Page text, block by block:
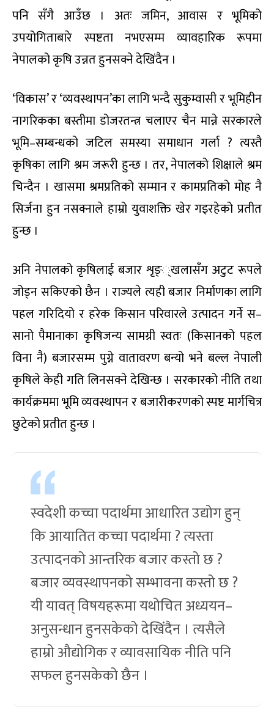
पनि सँगै आउँछ । अतः जमिन, आवास र भूमिको
उपयोगिताबारे स्पष्टता नभएसम्म व्यावहारिक रूपमा
नेपालको कृषि उन्नत हुनसक्ने देखिंदैन ।
‘विकास’ र ‘व्यवस्थापन’का लागि भन्दै सुकुम्वासी र भूमिहीन
नागरिकका बस्तीमा डोजरतन्त्र चलाएर चैन मान्ने सरकारले
भूमि–सम्बन्धको जटिल समस्या समाधान गर्ला ? त्यस्तै
कृषिका लागि श्रम जरूरी हुन्छ । तर, नेपालको शिक्षाले श्रम
चिन्दैन । खासमा श्रमप्रतिको सम्मान र कामप्रतिको मोह नै
सिर्जना हुन नसक्नाले हाम्रो युवाशक्ति खेर गइरहेको प्रतीत
हुन्छ ।
अनि नेपालको कृषिलाई बजार शृङ््खलासँग अटुट रूपले
जोड्न सकिएको छैन । राज्यले त्यही बजार निर्माणका लागि
पहल गरिदियो र हरेक किसान परिवारले उत्पादन गर्ने स–
सानो पैमानाका कृषिजन्य सामग्री स्वतः (किसानको पहल
विना नै) बजारसम्म पुग्ने वातावरण बन्यो भने बल्ल नेपाली
कृषिले केही गति लिनसक्ने देखिन्छ । सरकारको नीति तथा
कार्यक्रममा भूमि व्यवस्थापन र बजारीकरणको स्पष्ट मार्गचित्र
छुटेको प्रतीत हुन्छ ।
स्वदेशी कच्चा पदार्थमा आधारित उद्योग हुन्
कि आयातित कच्चा पदार्थमा ? त्यस्ता
उत्पादनको आन्तरिक बजार कस्तो छ ?
बजार व्यवस्थापनको सम्भावना कस्तो छ ?
यी यावत् विषयहरूमा यथोचित अध्ययन–
अनुसन्धान हुनसकेको देखिंदैन । त्यसैले
हाम्रो औद्योगिक र व्यावसायिक नीति पनि
सफल हुनसकेको छैन ।